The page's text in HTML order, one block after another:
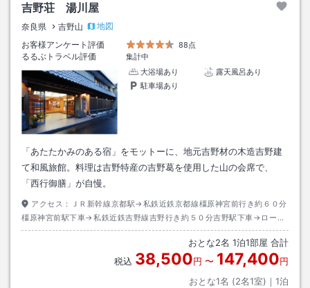
吉野荘 湯川屋
奈良県 吉野山
地図
お客様アンケート評価
88点
るるぶトラベル評価
集計中
大浴場あり
露天風呂あり
駐車場あり
「あたたかみのある宿」をモットーに、地元吉野材の木造吉野建
て和風旅館。料理は吉野特産の吉野葛を使用した山の会席で、
「西行御膳」が自慢。
アクセス：
ＪＲ新幹線京都駅→私鉄近鉄京都線橿原神宮前行き約６０分
橿原神宮前駅下車→私鉄近鉄吉野線吉野行き約５０分吉野駅下車→ロープ
ウェイ山上行き千本口駅から山上行き約３分山上駅下車→徒歩約１０分
おとな2名 1泊1部屋 合計
税込 38,500円 〜 147,400円
おとな1名 (2名1室)｜ 1泊